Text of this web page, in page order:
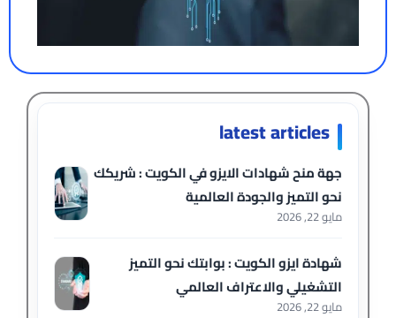
latest articles
جهة منح شهادات الايزو في الكويت : شريكك
نحو التميز والجودة العالمية
مايو 22, 2026
شهادة ايزو الكويت : بوابتك نحو التميز
التشغيلي والاعتراف العالمي
مايو 22, 2026